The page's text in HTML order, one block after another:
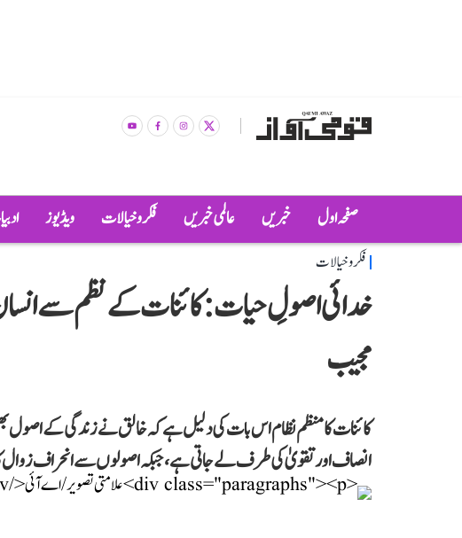
صفحہ اول خبریں عالمی خبریں فکر و خیالات ویڈیوز
فکر و خیالات
خدائی اصولِ حیات: کائنات کے نظم سے
مجیب
کائنات کا منظم نظام اس بات کی دلیل ہے کہ خالق نے زندگی کے اصول
انصاف اور تقویٰ کی طرف لے جاتی ہے، جبکہ اصولوں سے انحراف زوال